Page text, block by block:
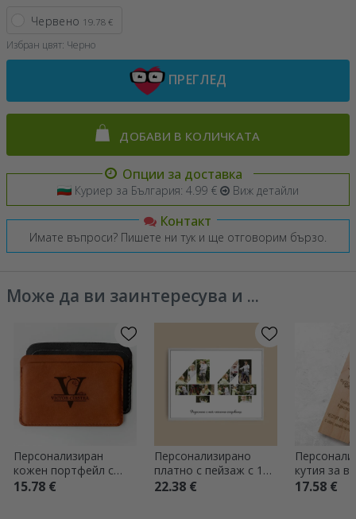
Червено 19.78 €
Избран цвят: Черно
ПРЕГЛЕД
ДОБАВИ В КОЛИЧКАТА
Опции за доставка
Куриер за България: 4.99 € Виж детайли
Контакт
Имате въпроси? Пишете ни тук и ще отговорим бързо.
Може да ви заинтересува и ...
Персонализиран
кожен портфейл с
инициали и име
15.78 €
Персонализирано
платно с пейзаж с 12
снимки, модел номер
22.38 €
кутия за
Честит
17.58 €